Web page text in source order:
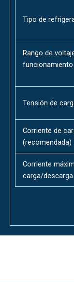
Tipo de
Rango de
funcionamiento
Tensión de
Corriente de
(recomendada)
Corriente
carga/descarga